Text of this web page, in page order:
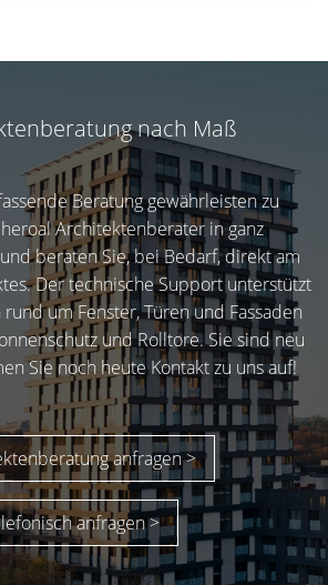
nach Maß
Beratung gewährleisten zu
Architektenberater in ganz
beraten Sie, bei Bedarf, direkt am
Der technische Support unterstützt
um Fenster, Türen und Fassaden
und Rolltore. Sie sind neu
Sie noch heute Kontakt zu uns auf!
anfragen >
anfragen >